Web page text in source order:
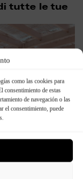
como las cookies para
consentimiento de estas
de navegación o las
el consentimiento, puede
tutte le tue